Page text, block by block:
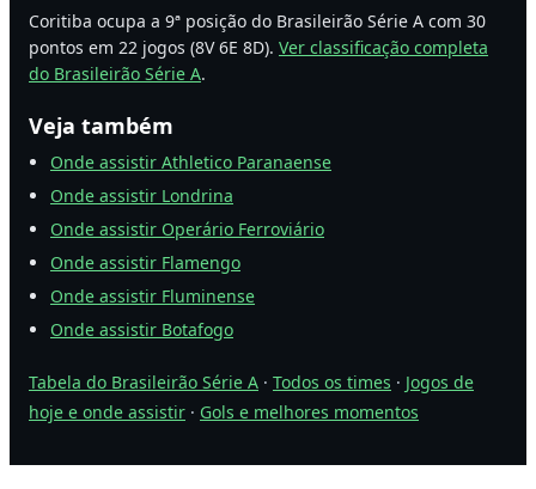
Coritiba ocupa a 9ª posição do Brasileirão Série A com 30
pontos em 22 jogos (8V 6E 8D). Ver classificação completa
do Brasileirão Série A.
Veja também
Onde assistir Athletico Paranaense
Onde assistir Londrina
Onde assistir Operário Ferroviário
Onde assistir Flamengo
Onde assistir Fluminense
Onde assistir Botafogo
Tabela do Brasileirão Série A · Todos os times · Jogos de
hoje e onde assistir · Gols e melhores momentos